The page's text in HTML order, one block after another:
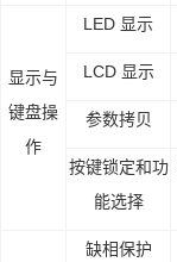
显示与
键盘操
作
LED 显示
LCD 显示
参数拷贝
按键锁定和功
能选择
缺相保护